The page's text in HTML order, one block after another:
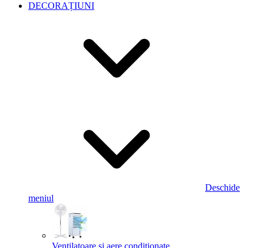
DECORAȚIUNI
Deschide
meniul
Ventilatoare și aere condiționate